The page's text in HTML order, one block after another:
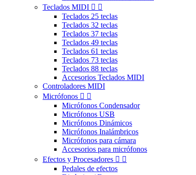
Teclados MIDI  
Teclados 25 teclas
Teclados 32 teclas
Teclados 37 teclas
Teclados 49 teclas
Teclados 61 teclas
Teclados 73 teclas
Teclados 88 teclas
Accesorios Teclados MIDI
Controladores MIDI
Micrófonos  
Micrófonos Condensador
Micrófonos USB
Micrófonos Dinámicos
Micrófonos Inalámbricos
Micrófonos para cámara
Accesorios para micrófonos
Efectos y Procesadores  
Pedales de efectos